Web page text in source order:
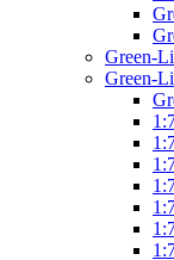
Green-
Green-